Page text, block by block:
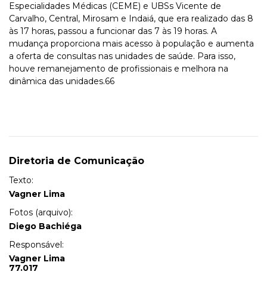
Especialidades Médicas (CEME) e UBSs Vicente de
Carvalho, Central, Mirosam e Indaiá, que era realizado das 8
às 17 horas, passou a funcionar das 7 às 19 horas. A
mudança proporciona mais acesso à população e aumenta
a oferta de consultas nas unidades de saúde. Para isso,
houve remanejamento de profissionais e melhora na
dinâmica das unidades.66
Diretoria de Comunicação
Texto:
Vagner Lima
Fotos (arquivo):
Diego Bachiéga
Responsável:
Vagner Lima
77.017